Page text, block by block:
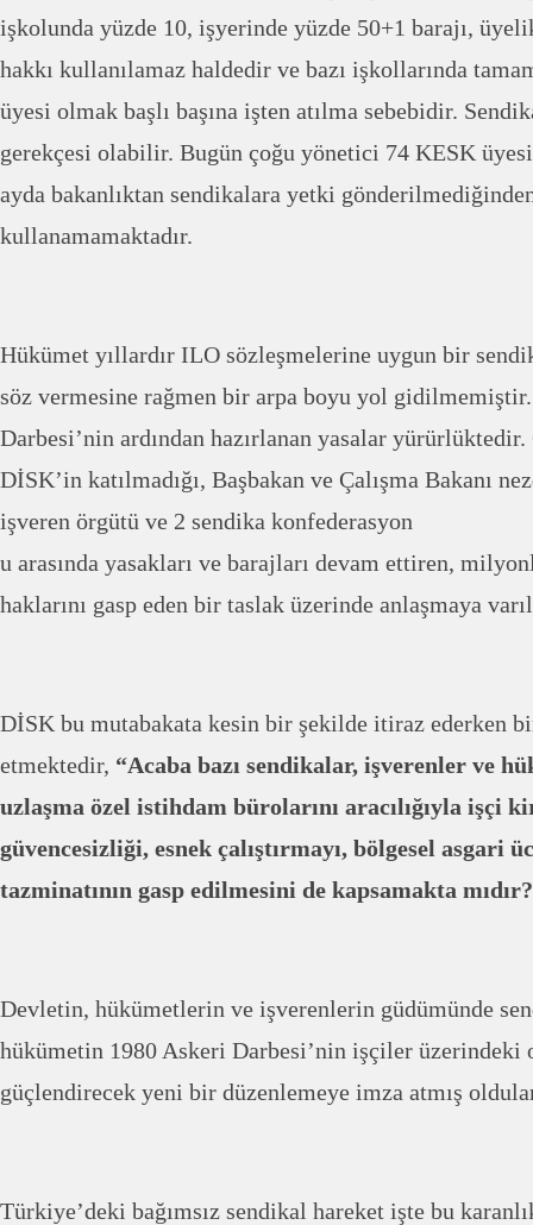
işkolunda yüzde 10, işyerinde yüzde 50+1 barajı,
hakkı kullanılamaz haldedir ve bazı işkollarında
üyesi olmak başlı başına işten atılma sebebidir.
gerekçesi olabilir. Bugün çoğu yönetici 74 KESK
ayda bakanlıktan sendikalara yetki
kullanamamaktadır.
Hükümet yıllardır ILO sözleşmelerine uygun bir
söz vermesine rağmen bir arpa boyu yol
Darbesi’nin ardından hazırlanan yasalar
DİSK’in katılmadığı, Başbakan ve Çalışma Bakanı
işveren örgütü ve 2 sendika konfederasyon
u arasında yasakları ve barajları devam ettiren,
haklarını gasp eden bir taslak üzerinde anlaşmaya
DİSK bu mutabakata kesin bir şekilde itiraz ederken
etmektedir, “Acaba bazı sendikalar, işverenler ve
uzlaşma özel istihdam bürolarını aracılığıyla işçi
güvencesizliği, esnek çalıştırmayı, bölgesel asgari
tazminatının gasp edilmesini de kapsamakta
Devletin, hükümetlerin ve işverenlerin güdümünde
hükümetin 1980 Askeri Darbesi’nin işçiler
güçlendirecek yeni bir düzenlemeye imza atmış
Türkiye’deki bağımsız sendikal hareket işte bu